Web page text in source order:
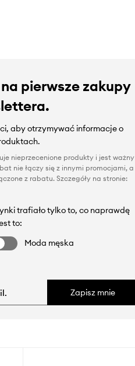
pierwsze zakupy
aby otrzymywać informacje o
nieprzecenione produkty i jest ważny
nie łączy się z innymi promocjami, a
z rabatu. Szczegóły na stronie:
trafiało tylko to, co naprawdę
to:
Moda męska
Zapisz mnie